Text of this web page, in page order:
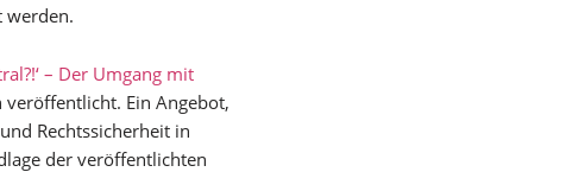
werden.
– Der Umgang mit
veröffentlicht. Ein Angebot,
Rechtssicherheit in
der veröffentlichten